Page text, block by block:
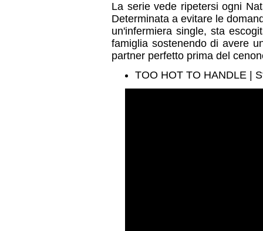
La serie vede ripetersi ogni
Determinata a evitare le
un'infermiera single, sta
famiglia sostenendo di avere
partner perfetto prima del
TOO HOT TO HANDLE |